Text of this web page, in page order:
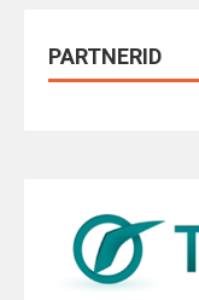
PARTNERID